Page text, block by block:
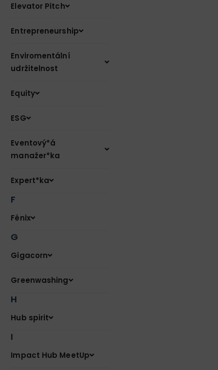
Elevator Pitch
Entrepreneurship
Enviromentální
udržitelnost
Equity
ESG
Eventový*á
manažer*ka
Expert*ka
F
Fénix
G
Gigacorn
Greenwashing
H
Hub spirit
I
Impact Hub MeetUp